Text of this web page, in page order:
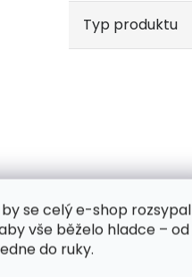
by se celý e-shop rozsypal
vše běželo hladce – od
do ruky.
Typ produktu